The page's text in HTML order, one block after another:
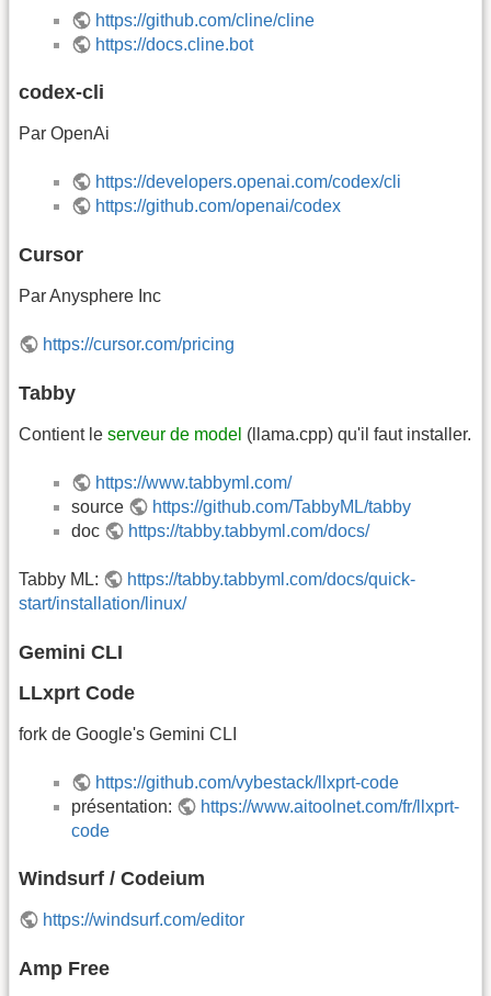
https://github.com/cline/cline
https://docs.cline.bot
codex-cli
Par OpenAi
https://developers.openai.com/codex/cli
https://github.com/openai/codex
Cursor
Par Anysphere Inc
https://cursor.com/pricing
Tabby
Contient le serveur de model (llama.cpp) qu'il faut installer.
https://www.tabbyml.com/
source
https://github.com/TabbyML/tabby
doc
https://tabby.tabbyml.com/docs/
Tabby ML:
https://tabby.tabbyml.com/docs/quick-
start/installation/linux/
Gemini CLI
LLxprt Code
fork de Google's Gemini CLI
https://github.com/vybestack/llxprt-code
présentation:
https://www.aitoolnet.com/fr/llxprt-
code
Windsurf / Codeium
https://windsurf.com/editor
Amp Free